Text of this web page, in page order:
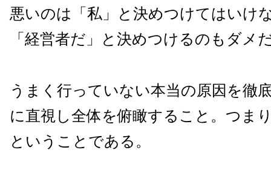
悪いのは「私」と決めつけてはいけ
「経営者だ」と決めつけるのもダメ
うまく行っていない本当の原因を徹
に直視し全体を俯瞰すること。つま
ということである。